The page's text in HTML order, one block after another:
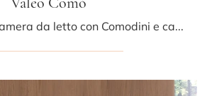
Vuoi allestire la camera da letto con Comodini e cassettiere di Sangiacomo? Ti presentiamo il modello Valeo Comò in legno per spazi moderni.